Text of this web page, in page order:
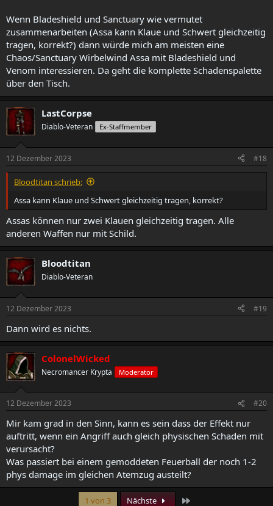
Wenn Bladeshield und Sanctuary wie vermutet
zusammenarbeiten (Assa kann Klaue und Schwert gleichzeitig
tragen, korrekt?) dann würde mich am meisten eine
Chaos/Sanctuary Wirbelwind Assa mit Bladeshield und
Venom interessieren. Da geht die komplette Schadenspalette
über den Tisch.
LastCorpse
Diablo-Veteran Ex-Staffmember
12 Dezember 2023 #18
Bloodtitan schrieb:
Assa kann Klaue und Schwert gleichzeitig tragen, korrekt?
Assas können nur zwei Klauen gleichzeitig tragen. Alle
anderen Waffen nur mit Schild.
Bloodtitan
Diablo-Veteran
12 Dezember 2023 #19
Dann wird es nichts.
ColonelWicked
Necromancer Krypta Moderator
12 Dezember 2023 #20
Mir kam grad in den Sinn, kann es sein dass der Effekt nur
auftritt, wenn ein Angriff auch gleich physischen Schaden mit
verursacht?
Was passiert bei einem gemoddeten Feuerball der noch 1-2
phys damage im gleichen Atemzug austeilt?
1 von 3 Nächste